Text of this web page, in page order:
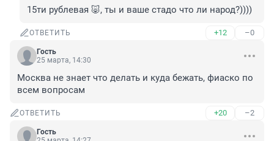
15ти рублевая 🐷, ты и ваше стадо что ли народ?))))
ОТВЕТИТЬ +12 –0
Гость
25 марта, 14:30
Москва не знает что делать и куда бежать, фиаско по
всем вопросам
ОТВЕТИТЬ +20 –2
Гость